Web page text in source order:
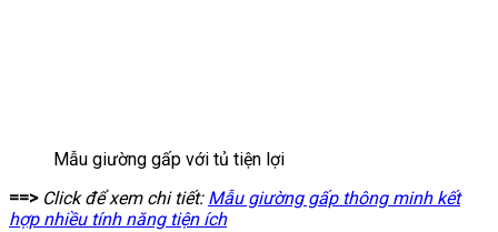
Mẫu giường gấp với tủ tiện lợi
==> Click để xem chi tiết: Mẫu giường gấp thông minh kết
hợp nhiều tính năng tiện ích